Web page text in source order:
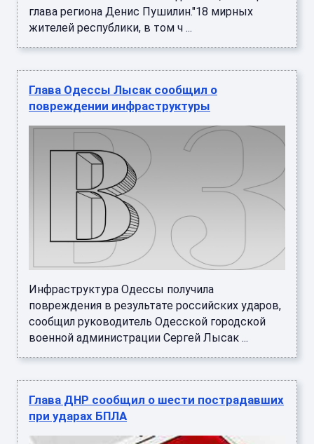
глава региона Денис Пушилин."18 мирных
жителей республики, в том ч ...
Глава Одессы Лысак сообщил о
повреждении инфраструктуры
Инфраструктура Одессы получила
повреждения в результате российских ударов,
сообщил руководитель Одесской городской
военной администрации Сергей Лысак ...
Глава ДНР сообщил о шести пострадавших
при ударах БПЛА